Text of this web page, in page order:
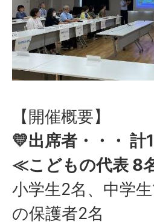
【開催概要】
💛出席者・・・ 計
≪こどもの代表 8
小学生2名、中学
の保護者2名